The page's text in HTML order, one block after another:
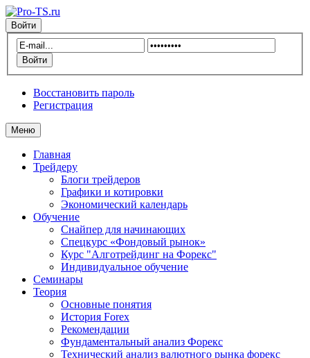
Войти
Восстановить пароль
Регистрация
Меню
Главная
Трейдеру
Блоги трейдеров
Графики и котировки
Экономический календарь
Обучение
Снайпер для начинающих
Спецкурс «Фондовый рынок»
Курс "Алготрейдинг на Форекс"
Индивидуальное обучение
Семинары
Теория
Основные понятия
История Forex
Рекомендации
Фундаментальный анализ Форекс
Технический анализ валютного рынка форекс